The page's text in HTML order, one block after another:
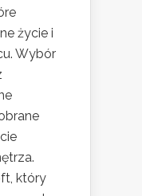
życie i
Wybór
który